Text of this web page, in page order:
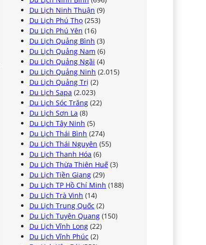
Du Lịch Ninh Thuận (9)
Du Lịch Phú Thọ (253)
Du Lịch Phú Yên (16)
Du Lịch Quảng Bình (3)
Du Lịch Quảng Nam (6)
Du Lịch Quảng Ngãi (4)
Du Lịch Quảng Ninh (2.015)
Du Lịch Quảng Trị (2)
Du Lịch Sapa (2.023)
Du Lịch Sóc Trăng (22)
Du Lịch Sơn La (8)
Du Lịch Tây Ninh (5)
Du Lịch Thái Bình (274)
Du Lịch Thái Nguyên (55)
Du Lịch Thanh Hóa (6)
Du Lịch Thừa Thiên Huế (3)
Du Lịch Tiền Giang (29)
Du Lịch TP Hồ Chí Minh (188)
Du Lịch Trà Vinh (14)
Du Lịch Trung Quốc (2)
Du Lịch Tuyên Quang (150)
Du Lịch Vĩnh Long (22)
Du Lịch Vĩnh Phúc (2)